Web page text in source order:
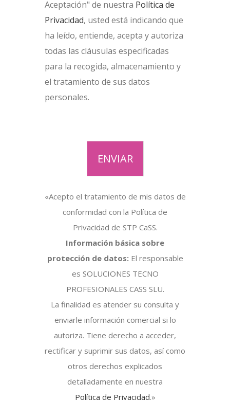
Aceptación" de nuestra Política de
Privacidad, usted está indicando que
ha leído, entiende, acepta y autoriza
todas las cláusulas especificadas
para la recogida, almacenamiento y
el tratamiento de sus datos
personales.
ENVIAR
«Acepto el tratamiento de mis datos de
conformidad con la Política de
Privacidad de STP CaSS.
Información básica sobre
protección de datos: El responsable
es SOLUCIONES TECNO
PROFESIONALES CASS SLU.
La finalidad es atender su consulta y
enviarle información comercial si lo
autoriza. Tiene derecho a acceder,
rectificar y suprimir sus datos, así como
otros derechos explicados
detalladamente en nuestra
Política de Privacidad.»